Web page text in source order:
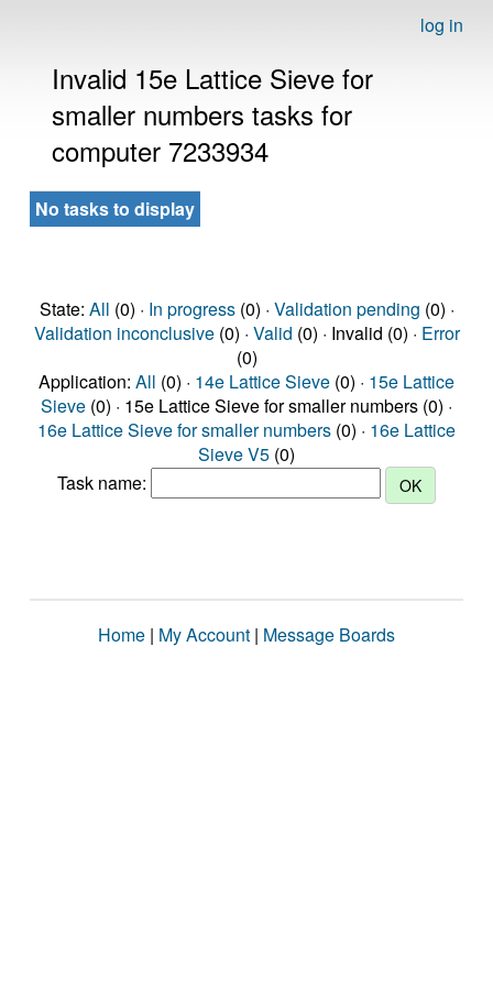
log in
Invalid 15e Lattice Sieve for
smaller numbers tasks for
computer 7233934
No tasks to display
State: All (0) · In progress(0) · Validation pending (0) ·
Validation inconclusive(0) · Valid (0) · Invalid (0) · Error
(0)
Application: All (0) · 14e Lattice Sieve (0) · 15e Lattice
Sieve (0) · 15e Lattice Sieve for smaller numbers (0) ·
16e Lattice Sieve for smaller numbers (0) · 16e Lattice
Sieve V5 (0)
Task name:
Home | My Account | Message Boards